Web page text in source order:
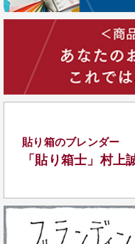
貼り箱のブレンダー
「貼り箱士」村上